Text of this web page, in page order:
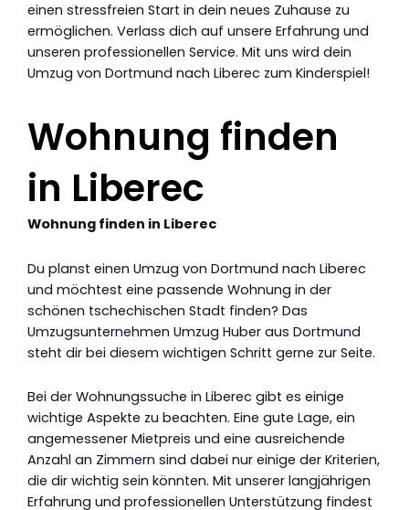
einen stressfreien Start in dein neues Zuhause zu
ermöglichen. Verlass dich auf unsere Erfahrung und
unseren professionellen Service. Mit uns wird dein
Umzug von Dortmund nach Liberec zum Kinderspiel!
Wohnung finden
in Liberec
Wohnung finden in Liberec
Du planst einen Umzug von Dortmund nach Liberec
und möchtest eine passende Wohnung in der
schönen tschechischen Stadt finden? Das
Umzugsunternehmen Umzug Huber aus Dortmund
steht dir bei diesem wichtigen Schritt gerne zur Seite.
Bei der Wohnungssuche in Liberec gibt es einige
wichtige Aspekte zu beachten. Eine gute Lage, ein
angemessener Mietpreis und eine ausreichende
Anzahl an Zimmern sind dabei nur einige der Kriterien,
die dir wichtig sein könnten. Mit unserer langjährigen
Erfahrung und professionellen Unterstützung findest